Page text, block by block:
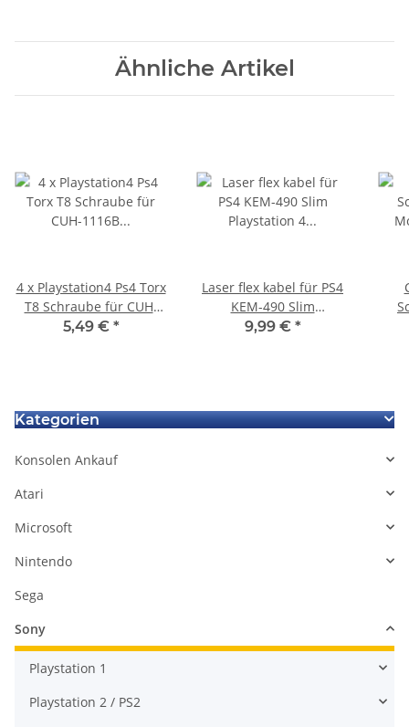
Ähnliche Artikel
4 x Playstation4 Ps4 Torx
T8 Schraube für CUH-
1116B & CUH-1216B
5,49 € *
Laser flex kabel für PS4
KEM-490 Slim
Playstation 4
9,99 € *
Kategorien
Konsolen Ankauf
Atari
Microsoft
Nintendo
Sega
Sony
Playstation 1
Playstation 2 / PS2